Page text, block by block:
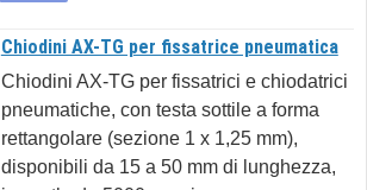
Chiodini AX-TG per fissatrice pneumatica
Chiodini AX-TG per fissatrici e chiodatrici
pneumatiche, con testa sottile a forma
rettangolare (sezione 1 x 1,25 mm),
disponibili da 15 a 50 mm di lunghezza,